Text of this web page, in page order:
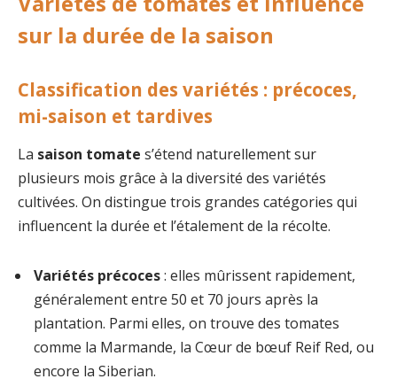
sur la durée de la saison
Classification des variétés : précoces,
mi-saison et tardives
La saison tomate s’étend naturellement sur
plusieurs mois grâce à la diversité des variétés
cultivées. On distingue trois grandes catégories qui
influencent la durée et l’étalement de la récolte.
Variétés précoces: elles mûrissent rapidement,
généralement entre 50 et 70 jours après la
plantation. Parmi elles, on trouve des tomates
comme la Marmande, la Cœur de bœuf Reif Red, ou
encore la Siberian.